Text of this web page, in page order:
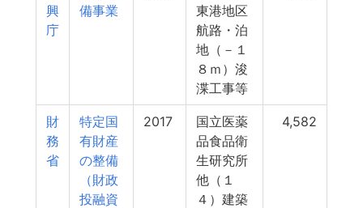
興
庁
備事業
東港地区
航路・泊
地（－１
８ｍ）浚
渫工事等
財
務
省
特定国
有財産
の整備
（財政
投融資
2017
国立医薬
品食品衛
生研究所
他（１
４）建築
4,582